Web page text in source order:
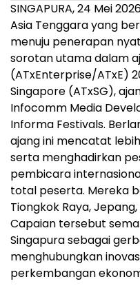
SINGAPURA, 24 Mei
Asia Tenggara yang
menuju penerapan
sorotan utama dalam
(ATxEnterprise/ATxE)
Singapore (ATxSG),
Infocomm Media
Informa Festivals.
ajang ini mencatat
serta menghadirkan
pembicara
total peserta. Mereka
Tiongkok Raya,
Capaian tersebut
Singapura sebagai
menghubungkan
perkembangan